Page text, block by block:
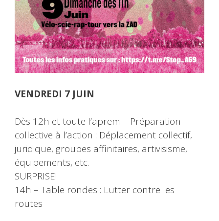
VENDREDI 7 JUIN
Dès 12h et toute l’aprem – Préparation
collective à l’action : Déplacement collectif,
juridique, groupes affinitaires, artivisisme,
équipements, etc.
SURPRISE!
14h – Table rondes : Lutter contre les
routes